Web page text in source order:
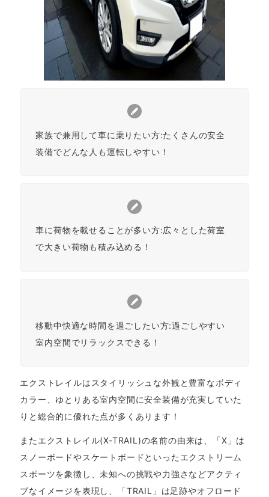
家族で兼用して車に乗りたい方:たくさんの安全
装備でどんな人も運転しやすい！
車に荷物を載せることが多い方:広々とした荷室
で大きい荷物も積み込める！
移動中快適な時間を過ごしたい方:過ごしやすい
室内空間でリラックスできる！
エクストレイルはスタイリッシュな外観と豊富なボディ
カラー、ゆとりある室内空間に安全装備が充実していた
りと総合的に優れた点が多くあります！
またエクストレイル(X-TRAIL)の名前の由来は、「X」は
スノーボードやスケートボードといったエクストリーム
スポーツを象徴し、未知への挑戦や力強さなどアクティ
ブなイメージを表現し、「TRAIL」は足跡やオフロード